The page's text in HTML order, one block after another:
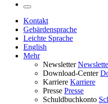
Kontakt
Gebärdensprache
Leichte Sprache
English
Mehr
Newsletter
Download-Center
Karriere Karriere
Presse Presse
Schuldbuchkonto